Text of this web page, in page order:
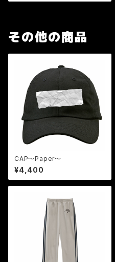
その他の商品
CAP〜Paper〜
¥4,400